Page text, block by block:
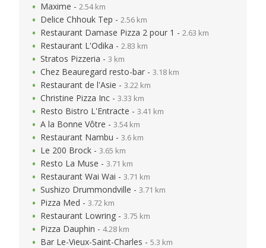
Maxime - 2.54 km
Delice Chhouk Tep - 2.56 km
Restaurant Damase Pizza 2 pour 1 - 2.63 km
Restaurant L'Odika - 2.83 km
Stratos Pizzeria - 3 km
Chez Beauregard resto-bar - 3.18 km
Restaurant de l'Asie - 3.22 km
Christine Pizza Inc - 3.33 km
Resto Bistro L'Entracte - 3.41 km
A la Bonne Vôtre - 3.54 km
Restaurant Nambu - 3.6 km
Le 200 Brock - 3.65 km
Resto La Muse - 3.71 km
Restaurant Wai Wai - 3.71 km
Sushizo Drummondville - 3.71 km
Pizza Med - 3.72 km
Restaurant Lowring - 3.75 km
Pizza Dauphin - 4.28 km
Bar Le-Vieux-Saint-Charles - 5.3 km